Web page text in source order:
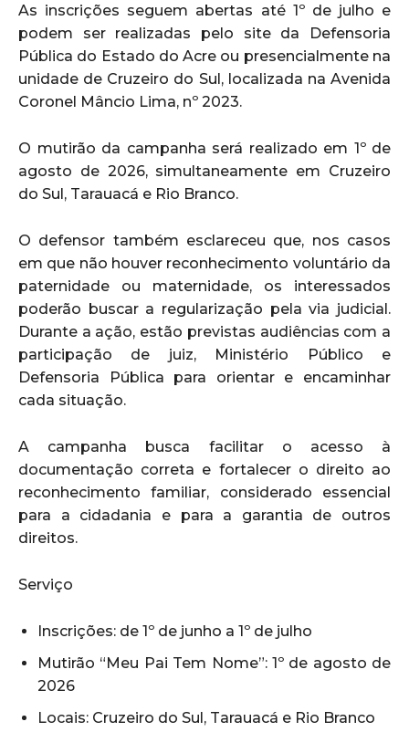
As inscrições seguem abertas até 1º de julho e
podem ser realizadas pelo site da Defensoria
Pública do Estado do Acre ou presencialmente na
unidade de Cruzeiro do Sul, localizada na Avenida
Coronel Mâncio Lima, nº 2023.
O mutirão da campanha será realizado em 1º de
agosto de 2026, simultaneamente em Cruzeiro
do Sul, Tarauacá e Rio Branco.
O defensor também esclareceu que, nos casos
em que não houver reconhecimento voluntário da
paternidade ou maternidade, os interessados
poderão buscar a regularização pela via judicial.
Durante a ação, estão previstas audiências com a
participação de juiz, Ministério Público e
Defensoria Pública para orientar e encaminhar
cada situação.
A campanha busca facilitar o acesso à
documentação correta e fortalecer o direito ao
reconhecimento familiar, considerado essencial
para a cidadania e para a garantia de outros
direitos.
Serviço
Inscrições: de 1º de junho a 1º de julho
Mutirão “Meu Pai Tem Nome”: 1º de agosto de
2026
Locais: Cruzeiro do Sul, Tarauacá e Rio Branco